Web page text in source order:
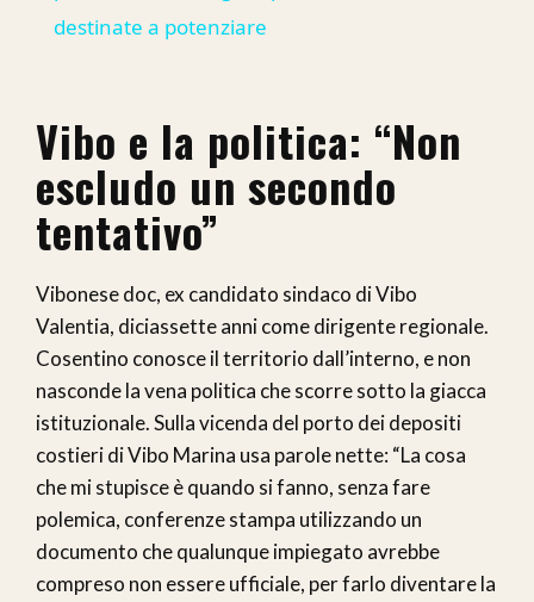
destinate a potenziare
Vibo e la politica: “Non
escludo un secondo
tentativo”
Vibonese doc, ex candidato sindaco di Vibo
Valentia, diciassette anni come dirigente regionale.
Cosentino conosce il territorio dall’interno, e non
nasconde la vena politica che scorre sotto la giacca
istituzionale. Sulla vicenda del porto dei depositi
costieri di Vibo Marina usa parole nette: “La cosa
che mi stupisce è quando si fanno, senza fare
polemica, conferenze stampa utilizzando un
documento che qualunque impiegato avrebbe
compreso non essere ufficiale, per farlo diventare la